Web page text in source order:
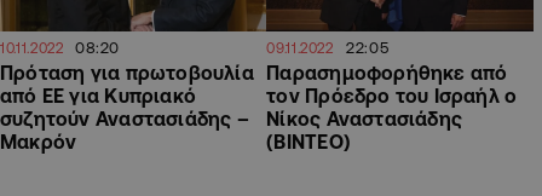
10.11.2022 08:20
Πρόταση για πρωτοβουλία
από ΕΕ για Κυπριακό
συζητούν Αναστασιάδης –
Μακρόν
09.11.2022 22:05
Παρασημοφορήθηκε από
τον Πρόεδρο του Ισραήλ ο
Νίκος Αναστασιάδης
(ΒΙΝΤΕΟ)